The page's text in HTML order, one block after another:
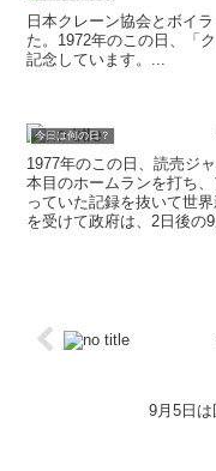
日本クレーン協会とボイ
た。1972年のこの日、「
記念しています。...
今日は何の日？
1977年のこの日、読売ジ
本目のホームランを打ち
っていた記録を抜いて世
を受けて政府は、2日後の
9月5日は